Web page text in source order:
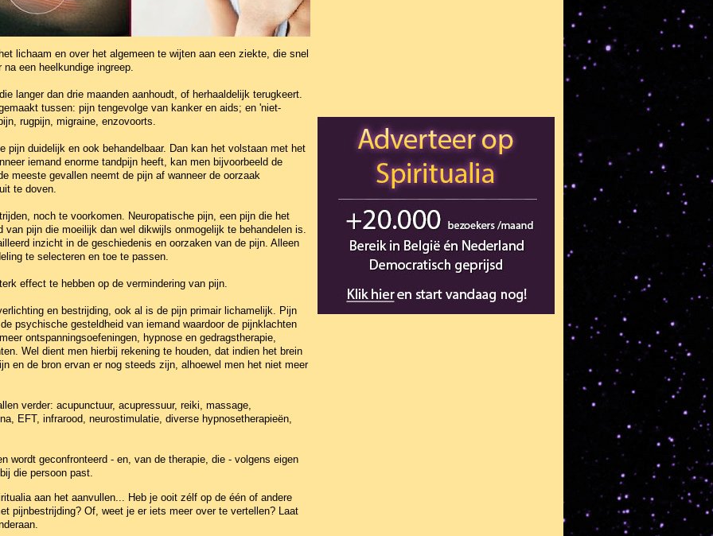
lichaam en over het algemeen te wijten aan een ziekte, die snel
een heelkundige ingreep.
langer dan drie maanden aanhoudt, of herhaaldelijk terugkeert.
tussen: pijn tengevolge van kanker en aids; en 'niet-
rugpijn, migraine, enzovoorts.
pijn duidelijk en ook behandelbaar. Dan kan het volstaan met het
iemand enorme tandpijn heeft, kan men bijvoorbeeld de
meeste gevallen neemt de pijn af wanneer de oorzaak
te doven.
noch te voorkomen. Neuropatische pijn, een pijn die het
pijn die moeilijk dan wel dikwijls onmogelijk te behandelen is.
inzicht in de geschiedenis en oorzaken van de pijn. Alleen
te selecteren en toe te passen.
effect te hebben op de vermindering van pijn.
en bestrijding, ook al is de pijn primair lichamelijk. Pijn
psychische gesteldheid van iemand waardoor de pijnklachten
ontspanningsoefeningen, hypnose en gedragstherapie,
Wel dient men hierbij rekening te houden, dat indien het brein
en de bron ervan er nog steeds zijn, alhoewel men het niet meer
verder: acupunctuur, acupressuur, reiki, massage,
EFT, infrarood, neurostimulatie, diverse hypnosetherapieën,
wordt geconfronteerd - en, van de therapie, die - volgens eigen
die persoon past.
aan het aanvullen... Heb je ooit zélf op de één of andere
pijnbestrijding? Of, weet je er iets meer over te vertellen? Laat